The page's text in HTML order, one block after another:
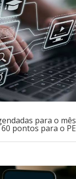
para o
pontos para o